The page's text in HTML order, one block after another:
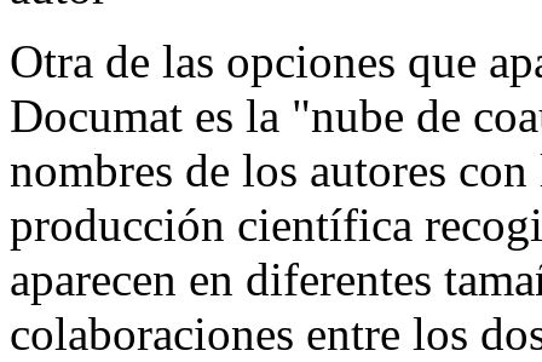
Otra de las opciones que
Documat es la "nube de
nombres de los autores
producción científica
aparecen en diferentes
colaboraciones entre los